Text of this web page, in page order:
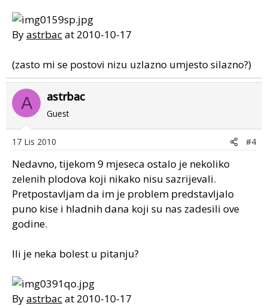
Byastrbacat 2010-10-17
(zasto mi se postovi nizu uzlazno umjesto silazno?)
A astrbac
Guest
17 Lis 2010 #4
Nedavno, tijekom 9 mjeseca ostalo je nekoliko
zelenih plodova koji nikako nisu sazrijevali.
Pretpostavljam da im je problem predstavljalo
puno kise i hladnih dana koji su nas zadesili ove
godine.
Ili je neka bolest u pitanju?
Byastrbacat 2010-10-17